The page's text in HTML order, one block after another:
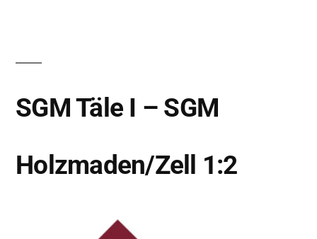
SGM Täle I – SGM
Holzmaden/Zell 1:2